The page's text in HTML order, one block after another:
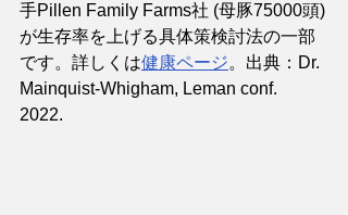
手Pillen Family Farms社 (母豚75000頭)
が生存率を上げる具体策検討法の一部
です。詳しくは健康ページ。出典：Dr.
Mainquist-Whigham, Leman conf.
2022.